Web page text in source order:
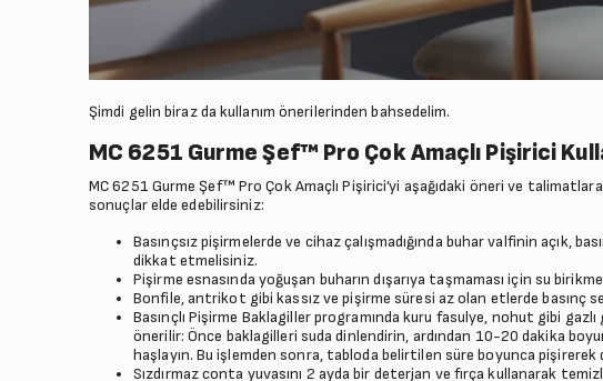
Şimdi gelin biraz da kullanım önerilerinden bahsedelim.
MC 6251 Gurme Şef™ Pro Çok Amaçlı Pişirici
MC 6251 Gurme Şef™ Pro Çok Amaçlı Pişirici’yi aşağıdaki öneri ve
sonuçlar elde edebilirsiniz:
Basınçsız pişirmelerde ve cihaz çalışmadığında buhar valfinin açık,
dikkat etmelisiniz.
Pişirme esnasında yoğuşan buharın dışarıya taşmaması için su
Bonfile, antrikot gibi kassız ve pişirme süresi az olan etlerde basınç
Basınçlı Pişirme Baklagiller programında kuru fasulye, nohut gibi gazlı
önerilir: Önce baklagilleri suda dinlendirin, ardından 10-20 dakika
haşlayın. Bu işlemden sonra, tabloda belirtilen süre boyunca pişirerek
Sızdırmaz conta yuvasını 2 ayda bir deterjan ve fırça kullanarak